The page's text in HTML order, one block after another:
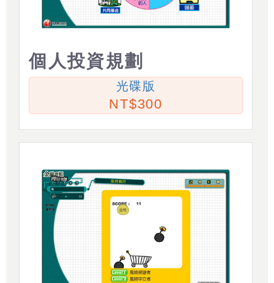
個人投資規劃
光碟版
300